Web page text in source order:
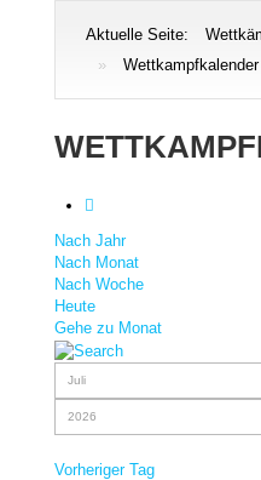
Aktuelle Seite:
»
Wettkampfkalender
Nach Jahr
Nach Monat
Nach Woche
Heute
Gehe zu Monat
Vorheriger Tag